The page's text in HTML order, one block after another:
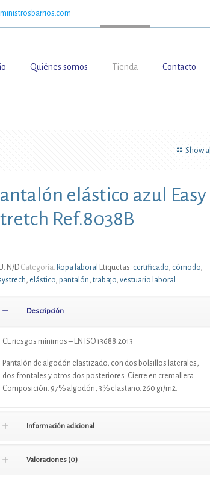
Quiénes somos Tienda Contacto
Show all
elástico azul Easy
Ref.8038B
N/D Categoría: Ropa laboral Etiquetas: certificado, cómodo,
, elástico, pantalón, trabajo, vestuario laboral
Descripción
CE riesgos mínimos – EN ISO 13688:2013
Pantalón de algodón elastizado, con dos bolsillos laterales,
dos frontales y otros dos posteriores. Cierre en cremallera.
Composición: 97% algodón, 3% elastano. 260 gr/m2.
Información adicional
Valoraciones (0)